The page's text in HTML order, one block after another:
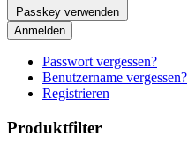
Passkey verwenden
Anmelden
Passwort vergessen?
Benutzername vergessen?
Registrieren
Produktfilter